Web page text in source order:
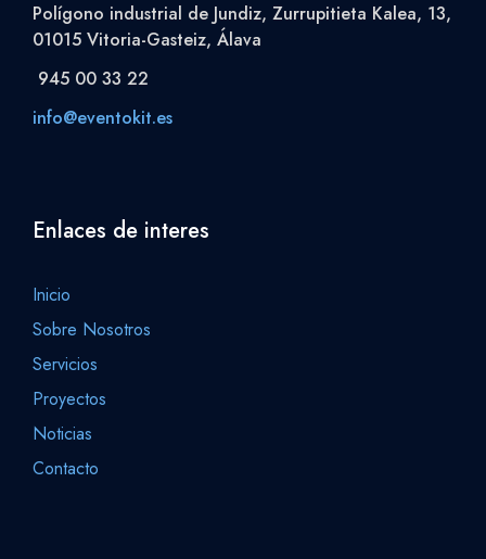
Polígono industrial de Jundiz, Zurrupitieta Kalea, 13,
01015 Vitoria-Gasteiz, Álava
945 00 33 22
info@eventokit.es
Enlaces de interes
Inicio
Sobre Nosotros
Servicios
Proyectos
Noticias
Contacto